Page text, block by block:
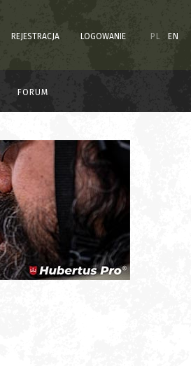
REJESTRACJA LOGOWANIE PL EN
FORUM